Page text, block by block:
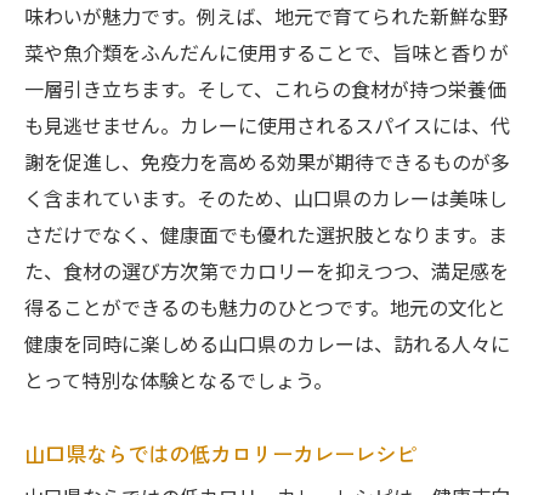
味わいが魅力です。例えば、地元で育てられた新鮮な野
菜や魚介類をふんだんに使用することで、旨味と香りが
一層引き立ちます。そして、これらの食材が持つ栄養価
も見逃せません。カレーに使用されるスパイスには、代
謝を促進し、免疫力を高める効果が期待できるものが多
く含まれています。そのため、山口県のカレーは美味し
さだけでなく、健康面でも優れた選択肢となります。ま
た、食材の選び方次第でカロリーを抑えつつ、満足感を
得ることができるのも魅力のひとつです。地元の文化と
健康を同時に楽しめる山口県のカレーは、訪れる人々に
とって特別な体験となるでしょう。
山口県ならではの低カロリーカレーレシピ